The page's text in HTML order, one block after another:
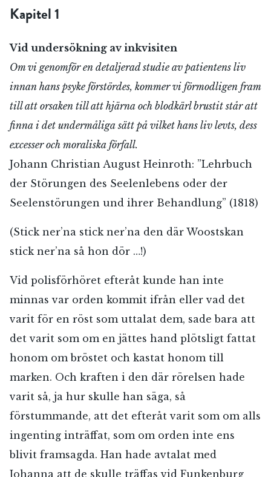
Kapitel 1
Vid undersökning av inkvisiten
Om vi genomför en detaljerad studie av patientens liv
innan hans psyke förstördes, kommer vi förmodligen fram
till att orsaken till att hjärna och blodkärl brustit står att
finna i det undermåliga sätt på vilket hans liv levts, dess
excesser och moraliska förfall.
Johann Christian August Heinroth: ”Lehrbuch
der Störungen des Seelenlebens oder der
Seelenstörungen und ihrer Behandlung” (1818)
(Stick ner’na stick ner’na den där Woostskan
stick ner’na så hon dör …!)
Vid polisförhöret efteråt kunde han inte
minnas var orden kommit ifrån eller vad det
varit för en röst som uttalat dem, sade bara att
det varit som om en jättes hand plötsligt fattat
honom om bröstet och kastat honom till
marken. Och kraften i den där rörelsen hade
varit så, ja hur skulle han säga, så
förstummande, att det efteråt varit som om alls
ingenting inträffat, som om orden inte ens
blivit framsagda. Han hade avtalat med
Johanna att de skulle träffas vid Funkenburg